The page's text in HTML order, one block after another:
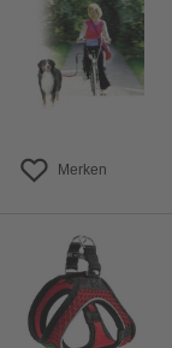
Merken